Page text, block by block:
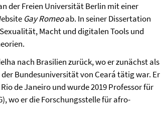
der Freien Universität Berlin mit einer
Gay Romeoab. In seiner Dissertation
Macht und digitalen Tools und
nach Brasilien zurück, wo er zunächst als
Bundesuniversität von Ceará tätig war. Er
de Janeiro und wurde 2019 Professor für
wo er die Forschungsstelle für afro-